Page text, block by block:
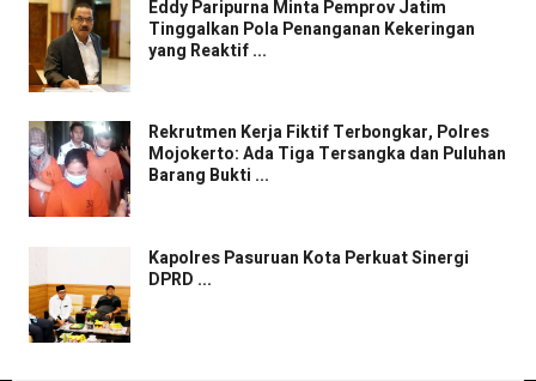
Eddy Paripurna Minta Pemprov Jatim
Tinggalkan Pola Penanganan Kekeringan
yang Reaktif ...
Rekrutmen Kerja Fiktif Terbongkar, Polres
Mojokerto: Ada Tiga Tersangka dan Puluhan
Barang Bukti ...
Kapolres Pasuruan Kota Perkuat Sinergi
DPRD ...